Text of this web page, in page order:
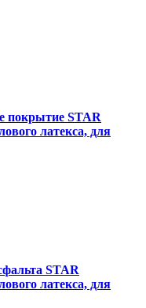
покрытие STAR
латекса, для
STAR
латекса, для